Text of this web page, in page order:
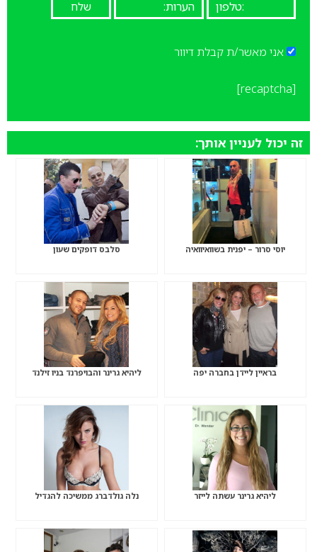
אני מאשר/ת קבלת דיוור
[recaptcha]
זה יכול לעניין אותך:
יוסי סרור – יפנית בשוואיוואיה סלבס דופקים שעון
בראיין ליידן בחברה יפה ליהיא גרינר והבויפרנד בניו זילנד
ליהיא גרינר עשתה לייזר נלה גולדברג ממשיכה להגדיל